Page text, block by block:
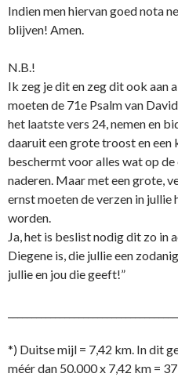
Indien men hiervan goed nota
blijven! Amen.
N.B.!
Ik zeg je dit en zeg dit ook aan
moeten de 71e Psalm van
het laatste vers 24, nemen en
daaruit een grote troost en een
beschermt voor alles wat op
naderen. Maar met een grote,
ernst moeten de verzen in jullie
worden.
Ja, het is beslist nodig dit zo in
Diegene is, die jullie een
jullie en jou die geeft!”
*) Duitse mijl = 7,42 km. In dit
méér dan 50.000 x 7,42 km =